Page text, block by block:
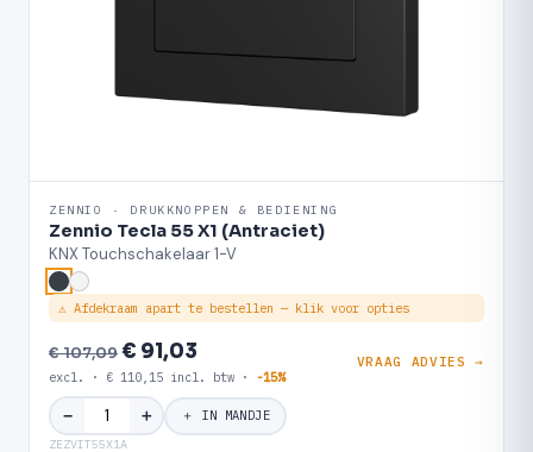
ZENNIO · DRUKKNOPPEN & BEDIENING
Zennio Tecla 55 X1 (Antraciet)
KNX Touchschakelaar 1-V
⚠ Afdekraam apart te bestellen — klik voor opties
€ 107,09€ 91,03
excl. · € 110,15 incl. btw · -15%
VRAAG ADVIES →
− ＋ ＋ IN MANDJE
ZEZVIT55X1A